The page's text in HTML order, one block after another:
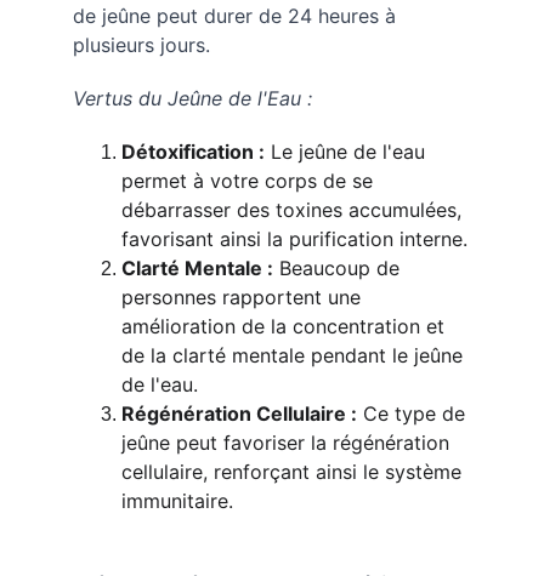
de jeûne peut durer de 24 heures à
plusieurs jours.
Vertus du Jeûne de l'Eau :
Détoxification : Le jeûne de l'eau
permet à votre corps de se
débarrasser des toxines accumulées,
favorisant ainsi la purification interne.
Clarté Mentale : Beaucoup de
personnes rapportent une
amélioration de la concentration et
de la clarté mentale pendant le jeûne
de l'eau.
Régénération Cellulaire : Ce type de
jeûne peut favoriser la régénération
cellulaire, renforçant ainsi le système
immunitaire.